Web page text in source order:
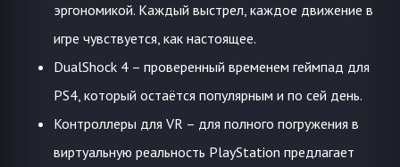
эргономикой. Каждый выстрел, каждое движение в
игре чувствуется, как настоящее.
DualShock 4 – проверенный временем геймпад для
PS4, который остаётся популярным и по сей день.
Контроллеры для VR – для полного погружения в
виртуальную реальность PlayStation предлагает